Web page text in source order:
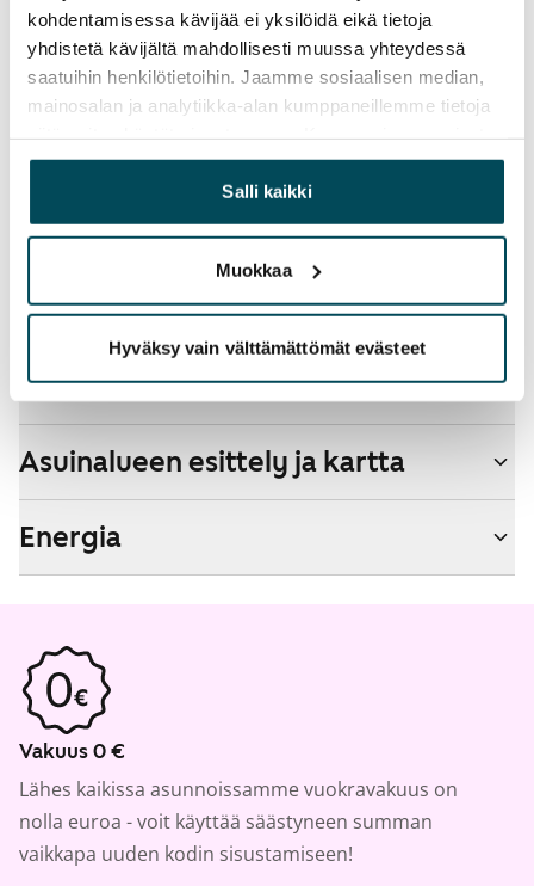
kohdentamisessa kävijää ei yksilöidä eikä tietoja
yhdistetä kävijältä mahdollisesti muussa yhteydessä
saatuihin henkilötietoihin. Jaamme sosiaalisen median,
mainosalan ja analytiikka-alan kumppaneillemme tietoja
yhdistää näitä tietoja muihin tietoihin, joita olet antanut
heille tai joita on kerätty, kun olet käyttänyt heidän
palvelujaan.
Salli kaikki
Muokkaa
Hyväksy vain välttämättömät evästeet
Vesimaksu
27 €/hlö/kk
Sähkömaksu
Talon tiedot
Asuinalueen esittely ja kartta
Energia
Vakuus 0 €
Lähes kaikissa asunnoissamme vuokravakuus on
nolla euroa - voit käyttää säästyneen summan
vaikkapa uuden kodin sisustamiseen!